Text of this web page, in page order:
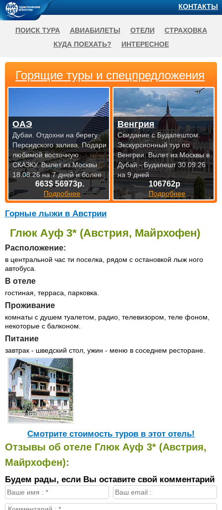
Горные лыжи в Австрии
Глюк Ауф 3* (Австрия, Майрхофен)
Расположение:
в центральной час ти поселка, рядом с остановкой лыж ного
автобуса.
В отеле
гостиная, терраса, парковка.
Проживание
комнаты с душем туалетом, радио, телевизором, теле фоном,
некоторые с балконом.
Питание
завтрак - шведский стол, ужин - меню в соседнем ресторане.
Cмотрите стоимость туров в этот отель!
Отзывы об отеле Глюк Ауф 3* (Австрия,
Майрхофен):
Будем рады, если Вы оставите свой комментарий
Горящие туры и спецпредложения
663$ 56973р.
Подробнее
ОАЭ
Дубаи. Отдохни на берегу
Персидского залива. Подари
любимой восточную
СКАЗКУ.Вылет из Москвы
18.08.26 на 7 дней и более
106762р
Подробнее
Венгрия
Свидание с Будапештом.
Экскурсионный тур по
Венгрии.Вылет из Москвы в
Дубай - Будапешт 30.09.26
на 9 дней
КОНТАКТЫ
ПОИСК ТУРА АВИАБИЛЕТЫ ОТЕЛИ
СТРАХОВКА
КУДА ПОЕХАТЬ?
ИНТЕРЕСНОЕ